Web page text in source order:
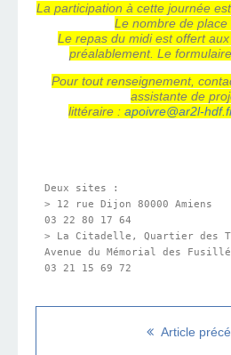
La participation à cette journée
Le nombre de place
Le repas du midi est offert
préalablement. Le
Pour tout renseignement,
assistante de
littéraire : apoivre@ar2l-
Deux sites :
> 12 rue Dijon 80000 Amiens
03 22 80 17 64
> La Citadelle, Quartier des
Avenue du Mémorial des
03 21 15 69 72
Article